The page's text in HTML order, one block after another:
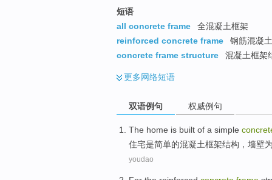
短语
all concrete frame
全混凝土框架
reinforced concrete frame
钢筋混凝
concrete frame structure
混凝土框架
更多网络短语
双语例句 权威例句
The home is built of a simple
住宅是简单的混凝土框架结构 ， 墙壁
youdao